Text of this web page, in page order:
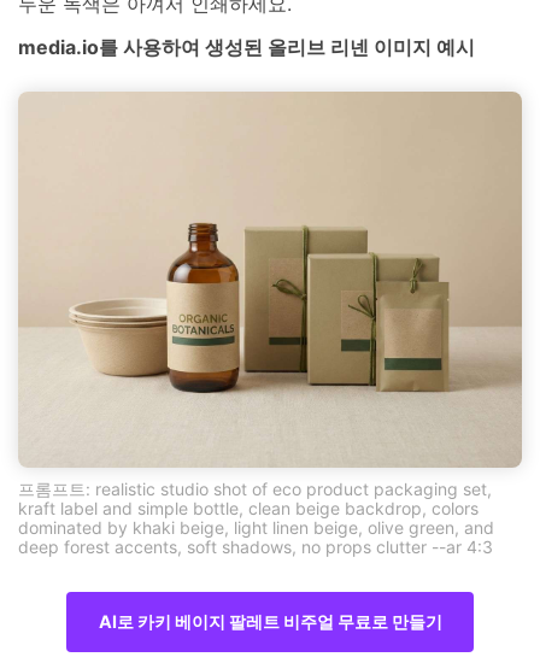
media.io를 사용하여 생성된 올리브 리넨 이미지 예시
프롬프트: realistic studio shot of eco product packaging set,
kraft label and simple bottle, clean beige backdrop, colors
dominated by khaki beige, light linen beige, olive green, and
deep forest accents, soft shadows, no props clutter --ar 4:3
AI로 카키 베이지 팔레트 비주얼 무료로 만들기